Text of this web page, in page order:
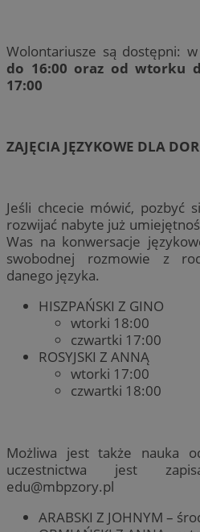
Wolontariusze są dostępni: w
do 16:00 oraz od wtorku
17:00
ZAJĘCIA JĘZYKOWE DLA
Jeśli chcecie mówić, pozbyć
rozwijać nabyte już
Was na konwersacje
swobodnej rozmowie z
danego języka.
HISZPAŃSKI Z GINO
wtorki 18:00
czwartki 17:00
ROSYJSKI Z ANNĄ
wtorki 17:00
czwartki 18:00
Możliwa jest także nauka
uczestnictwa jest
edu@mbpzory.pl
ARABSKI Z JOHNYM –